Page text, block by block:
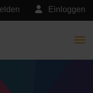
Einloggen